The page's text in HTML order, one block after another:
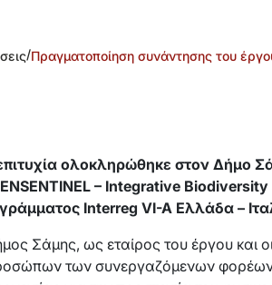
/Πραγματοποίηση συνάντησης του
ολοκληρώθηκε στον Δήμο
– Integrative
Interreg VI-A Ελλάδα –
Σάμης, ως εταίρος του έργου και
των συνεργαζόμενων φορέων